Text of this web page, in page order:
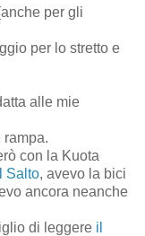
per gli
per lo stretto e
alle mie
rampa.
con la Kuota
Salto, avevo la bici
ancora neanche
di leggere il